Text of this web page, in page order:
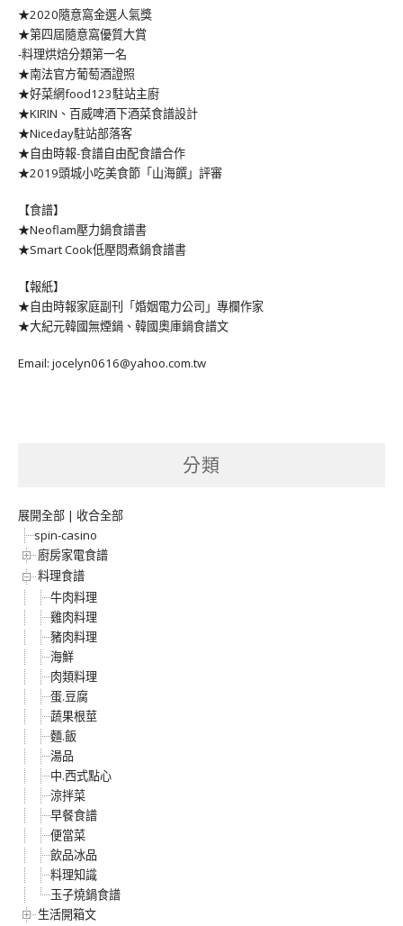
★2020隨意窩金選人氣獎
★第四屆隨意窩優質大賞
-料理烘焙分類第一名
★南法官方葡萄酒證照
★好菜網food123駐站主廚
★KIRIN、百威啤酒下酒菜食譜設計
★Niceday駐站部落客
★自由時報-食譜自由配食譜合作
★2019頭城小吃美食節「山海饌」評審
【食譜】
★Neoflam壓力鍋食譜書
★Smart Cook低壓悶煮鍋食譜書
【報紙】
★自由時報家庭副刊「婚姻電力公司」專欄作家
★大紀元韓國無煙鍋、韓國奧庫鍋食譜文
Email: jocelyn0616@yahoo.com.tw
分類
展開全部 | 收合全部
spin-casino
廚房家電食譜
料理食譜
牛肉料理
雞肉料理
豬肉料理
海鮮
肉類料理
蛋.豆腐
蔬果根莖
麵.飯
湯品
中.西式點心
涼拌菜
早餐食譜
便當菜
飲品冰品
料理知識
玉子燒鍋食譜
生活開箱文